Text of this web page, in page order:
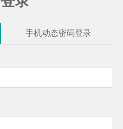
手机动态密码登录